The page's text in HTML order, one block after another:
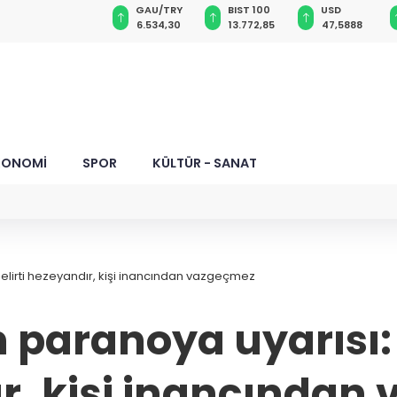
BIST 100
13.772,85
USD
47,5888
EUR
55,0398
SPOR KÜLTÜR - SANAT
hezeyandır, kişi inancından vazgeçmez
paranoya